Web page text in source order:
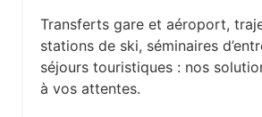
Transferts gare et aéroport,
stations de ski, séminaires
séjours touristiques : nos
à vos attentes.